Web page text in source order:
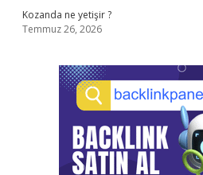
Kozanda ne yetişir ?
Temmuz 26, 2026